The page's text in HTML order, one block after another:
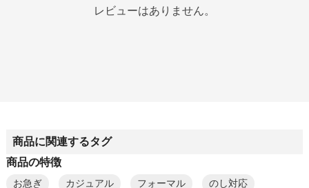
レビューはありません。
商品に関連するタグ
商品の特徴
お急ぎ カジュアル フォーマル のし対応